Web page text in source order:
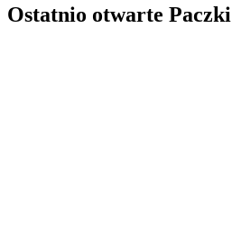
Ostatnio otwarte Paczki